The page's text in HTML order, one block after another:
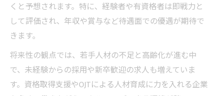
くと予想されます。特に、経験者や有資格者は即戦力と
して評価され、年収や賞与など待遇面での優遇が期待で
きます。
将来性の観点では、若手人材の不足と高齢化が進む中
で、未経験からの採用や新卒歓迎の求人も増えていま
す。資格取得支援やOJTによる人材育成に力を入れる企業